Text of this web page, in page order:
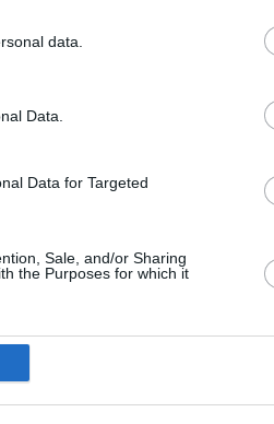
data.
Data.
Data for Targeted
Sale, and/or Sharing
the Purposes for which it
un lenguaje moderado.
y ortografía correctas"
DOCENTE